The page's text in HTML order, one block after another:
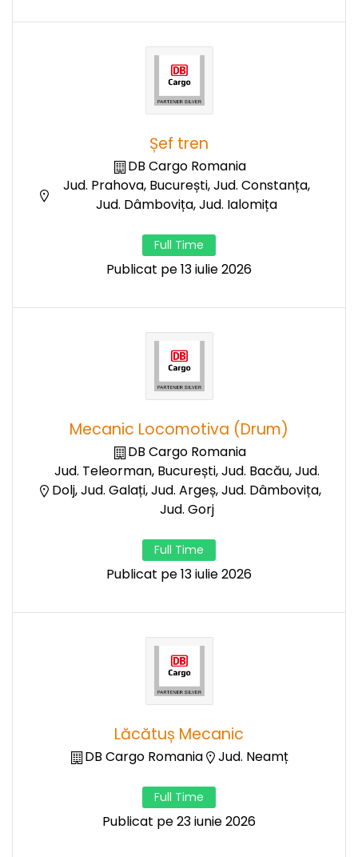
Șef tren
DB Cargo Romania
Jud. Prahova, București, Jud. Constanța,
Jud. Dâmbovița, Jud. Ialomița
Full Time
Publicat pe 13 iulie 2026
Mecanic Locomotiva (Drum)
DB Cargo Romania
Jud. Teleorman, București, Jud. Bacău, Jud.
Dolj, Jud. Galați, Jud. Argeș, Jud. Dâmbovița,
Jud. Gorj
Full Time
Publicat pe 13 iulie 2026
Lăcătuș Mecanic
DB Cargo Romania Jud. Neamț
Full Time
Publicat pe 23 iunie 2026